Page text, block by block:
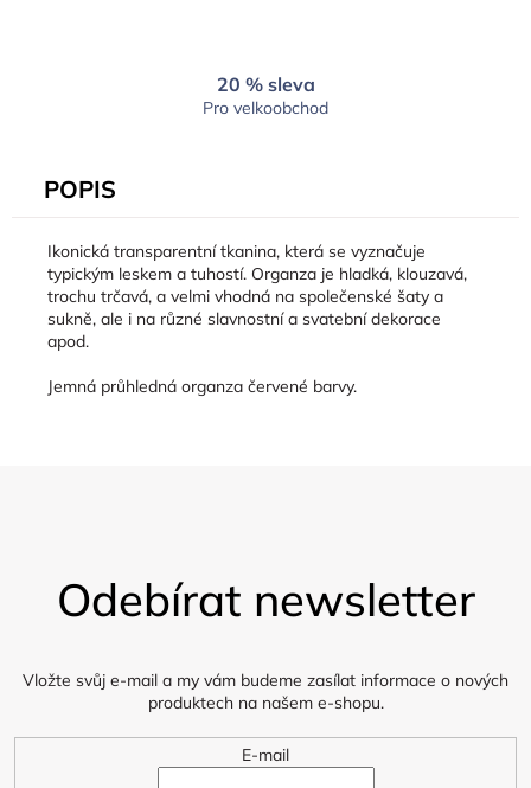
20 % sleva
Pro velkoobchod
POPIS
Ikonická transparentní tkanina, která se vyznačuje
typickým leskem a tuhostí. Organza je hladká, klouzavá,
trochu trčavá, a velmi vhodná na společenské šaty a
sukně, ale i na různé slavnostní a svatební dekorace
apod.
Jemná průhledná organza červené barvy.
Odebírat newsletter
Vložte svůj e-mail a my vám budeme zasílat informace o nových
produktech na našem e-shopu.
E-mail